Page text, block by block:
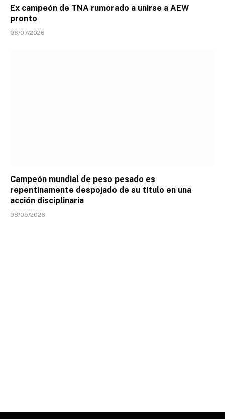
Ex campeón de TNA rumorado a unirse a AEW
pronto
08/07/2026
Campeón mundial de peso pesado es
repentinamente despojado de su título en una
acción disciplinaria
08/05/2026